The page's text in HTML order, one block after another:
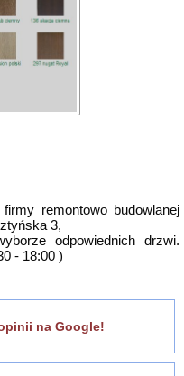
na Google!
remontowo budowlanej
3,
odpowiednich drzwi.
- 18:00 )